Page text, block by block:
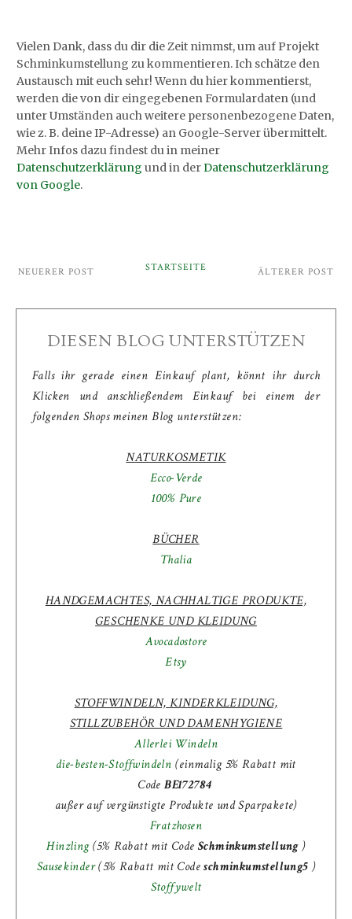
Vielen Dank, dass du dir die Zeit nimmst, um auf Projekt
Schminkumstellung zu kommentieren. Ich schätze den
Austausch mit euch sehr! Wenn du hier kommentierst,
werden die von dir eingegebenen Formulardaten (und
unter Umständen auch weitere personenbezogene Daten,
wie z. B. deine IP-Adresse) an Google-Server übermittelt.
Mehr Infos dazu findest du in meiner
Datenschutzerklärung und in derDatenschutzerklärung
von Google.
NEUERER POST ÄLTERER POST
STARTSEITE
DIESEN BLOG UNTERSTÜTZEN
Falls ihr gerade einen Einkauf plant, könnt ihr durch
Klicken und anschließendem Einkauf bei einem der
folgenden Shops meinen Blog unterstützen:
NATURKOSMETIK
Ecco-Verde
100% Pure
BÜCHER
Thalia
HANDGEMACHTES, NACHHALTIGE PRODUKTE,
GESCHENKE UND KLEIDUNG
Avocadostore
Etsy
STOFFWINDELN, KINDERKLEIDUNG,
STILLZUBEHÖR UND DAMENHYGIENE
Allerlei Windeln
die-besten-Stoffwindeln (einmalig 5% Rabatt mit
CodeBE172784
außer auf vergünstigte Produkte und Sparpakete)
Fratzhosen
Hinzling(5% Rabatt mit Code Schminkumstellung)
Sausekinder(5% Rabatt mit Codeschminkumstellung5 )
Stoffywelt